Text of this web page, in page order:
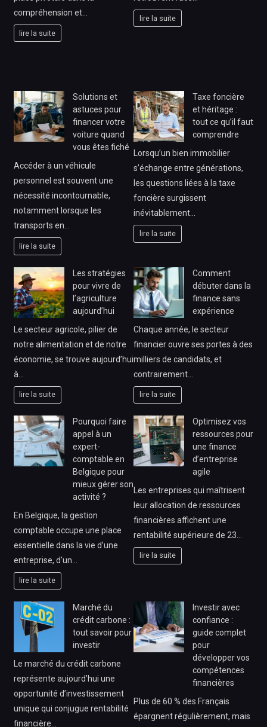
compréhension et…
lire la suite
lire la suite
Solutions et
astuces pour
financer votre
voiture quand
vous êtes fiché
Accéder à un véhicule
personnel est souvent une
nécessité incontournable,
notamment lorsque les
transports en…
lire la suite
Taxe foncière
et héritage :
tout ce qu’il faut
comprendre
Lorsqu’un bien immobilier
s’échange entre générations,
les questions liées à la taxe
foncière surgissent
inévitablement…
lire la suite
Les stratégies
pour vivre de
l’agriculture
aujourd’hui
Le secteur agricole, pilier de
notre alimentation et de notre
économie, se trouve aujourd’hui
à…
lire la suite
Comment
débuter dans la
finance sans
expérience
Chaque année, le secteur
financier ouvre ses portes à des
milliers de candidats, et
contrairement…
lire la suite
Pourquoi faire
appel à un
expert-
comptable en
Belgique pour
mieux gérer son
activité ?
En Belgique, la gestion
comptable occupe une place
essentielle dans la vie d’une
entreprise, d’un…
lire la suite
Optimisez vos
ressources pour
une finance
d’entreprise
agile
Les entreprises qui maîtrisent
leur allocation de ressources
financières affichent une
rentabilité supérieure de 23…
lire la suite
Marché du
crédit carbone :
tout savoir pour
investir
Le marché du crédit carbone
représente aujourd’hui une
opportunité d’investissement
unique qui conjugue rentabilité
financière…
Investir avec
confiance :
guide complet
pour
développer vos
compétences
financières
Plus de 60 % des Français
épargnent régulièrement, mais